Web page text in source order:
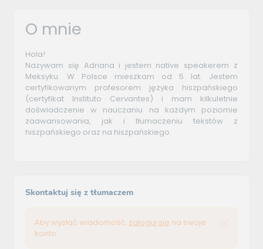
O mnie
Hola!
Nazywam się Adriana i jestem native speakerem z
Meksyku. W Polsce mieszkam od 5 lat. Jestem
certyfikowanym profesorem języka hiszpańskiego
(certyfikat Instituto Cervantes) i mam kilkuletnie
doświadczenie w nauczaniu na każdym poziomie
zaawansowania, jak i tłumaczeniu tekstów z
hiszpańskiego oraz na hiszpańskiego.
Skontaktuj się z tłumaczem
Aby wysłać wiadomość, zaloguj się na swoje
konto.